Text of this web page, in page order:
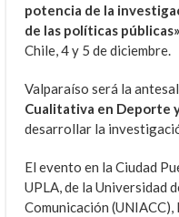
potencia de la
de las políticas públicas»
Chile, 4 y 5 de diciembre.
Valparaíso será la
Cualitativa en Deporte
desarrollar la
El evento en la Ciudad
UPLA, de la Universidad
Comunicación